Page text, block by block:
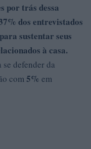
por trás dessa
dos entrevistados
para sustentar seus
à casa.
defender da
com5% em